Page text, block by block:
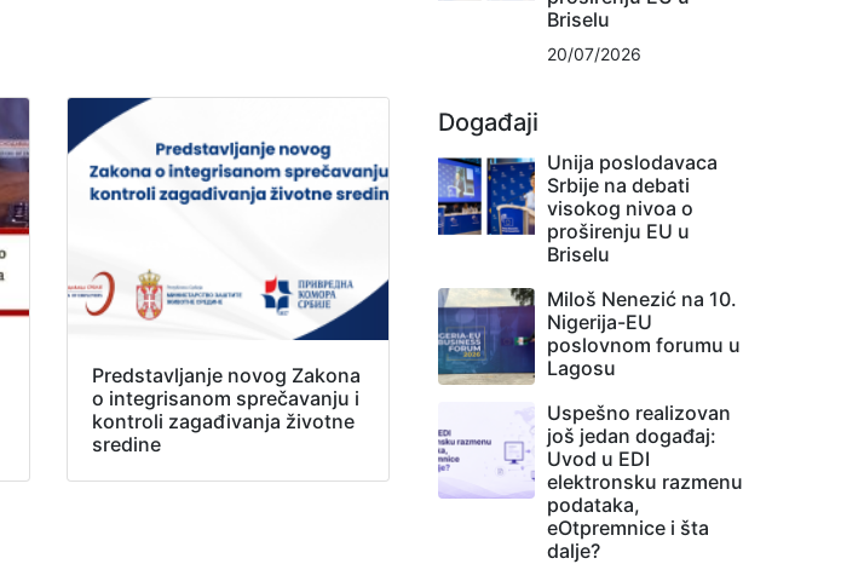
Predstavljanje novog Zakona
o integrisanom sprečavanju i
kontroli zagađivanja životne
sredine
Briselu
20/07/2026
Događaji
Unija poslodavaca
Srbije na debati
visokog nivoa o
proširenju EU u
Briselu
Miloš Nenezić na 10.
Nigerija-EU
poslovnom forumu u
Lagosu
Uspešno realizovan
još jedan događaj:
Uvod u EDI
elektronsku razmenu
podataka,
eOtpremnice i šta
dalje?